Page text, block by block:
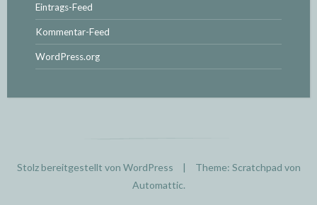
Eintrags-Feed
Kommentar-Feed
WordPress.org
Stolz bereitgestellt von WordPress |
Theme: Scratchpad von
Automattic.